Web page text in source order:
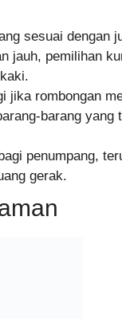
sesuai dengan
jauh, pemilihan
rombongan
barang yang
penumpang,
gerak.